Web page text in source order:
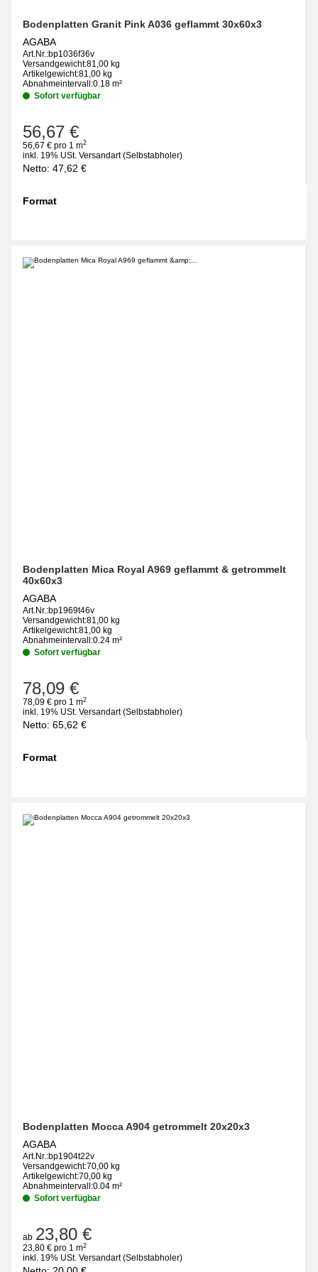
Bodenplatten Granit Pink A036 geflammt 30x60x3
AGABA
Art.Nr.:bp1036f36v
Versandgewicht:81,00 kg
Artikelgewicht:81,00 kg
Abnahmeintervall:0.18 m²
Sofort verfügbar
56,67 €
56,67 € pro 1 m2
inkl. 19% USt. Versandart(Selbstabholer)
Netto: 47,62 €
Format
Bodenplatten Mica Royal A969 geflammt & getrommelt
40x60x3
AGABA
Art.Nr.:bp1969t46v
Versandgewicht:81,00 kg
Artikelgewicht:81,00 kg
Abnahmeintervall:0.24 m²
Sofort verfügbar
78,09 €
78,09 € pro 1 m2
inkl. 19% USt. Versandart(Selbstabholer)
Netto: 65,62 €
Format
Bodenplatten Mocca A904 getrommelt 20x20x3
AGABA
Art.Nr.:bp1904t22v
Versandgewicht:70,00 kg
Artikelgewicht:70,00 kg
Abnahmeintervall:0.04 m²
Sofort verfügbar
ab 23,80 €
23,80 € pro 1 m2
inkl. 19% USt. Versandart(Selbstabholer)